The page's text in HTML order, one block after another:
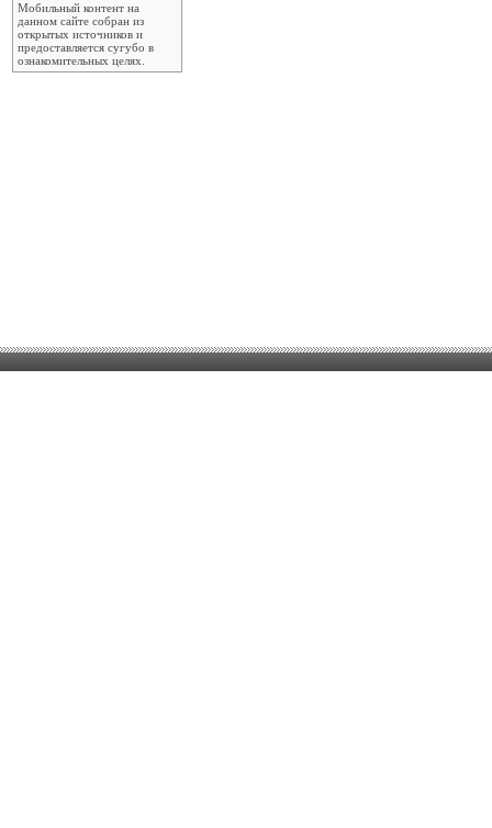
Мобильный контент на
данном сайте собран из
открытых источников и
предоставляется сугубо в
ознакомительных целях.